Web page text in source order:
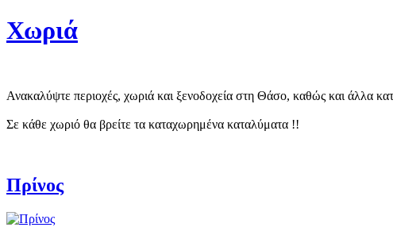
Χωριά
Ανακαλύψτε περιοχές, χωριά και ξενοδοχεία στη Θάσο, καθώς και άλλα
Σε κάθε χωριό θα βρείτε τα καταχωρημένα καταλύματα !!
Πρίνος